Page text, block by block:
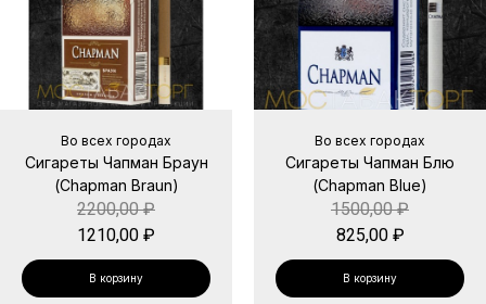
Во всех городах
Сигареты Чапман Браун
(Chapman Braun)
2200,00₽
1210,00 ₽
В корзину
Во всех городах
Сигареты Чапман Блю
(Chapman Blue)
1500,00₽
825,00 ₽
В корзину